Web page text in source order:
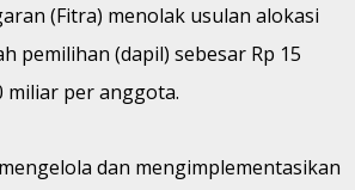
(Fitra) menolak usulan alokasi
pemilihan (dapil) sebesar Rp 15
miliar per anggota.
dan mengimplementasikan